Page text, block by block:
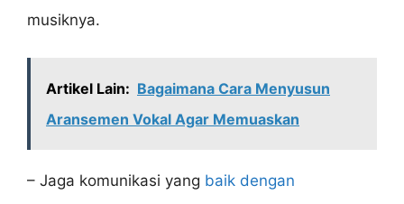
musiknya.
Artikel Lain: Bagaimana Cara Menyusun
Aransemen Vokal Agar Memuaskan
– Jaga komunikasi yang baik dengan